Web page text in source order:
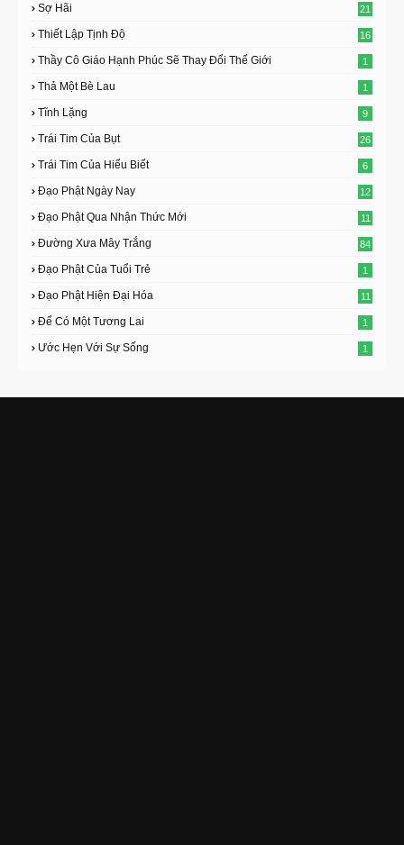
Sợ Hãi 21
Thiết Lập Tịnh Độ 16
Thầy Cô Giáo Hạnh Phúc Sẽ Thay Đổi Thế Giới 1
Thả Một Bè Lau 1
Tĩnh Lặng 9
Trái Tim Của Bụt 26
Trái Tim Của Hiểu Biết 6
Đạo Phật Ngày Nay 12
Đạo Phật Qua Nhận Thức Mới 11
Đường Xưa Mây Trắng 84
Đạo Phật Của Tuổi Trẻ 1
Đạo Phật Hiện Đại Hóa 11
Để Có Một Tương Lai 1
Ước Hẹn Với Sự Sống 1